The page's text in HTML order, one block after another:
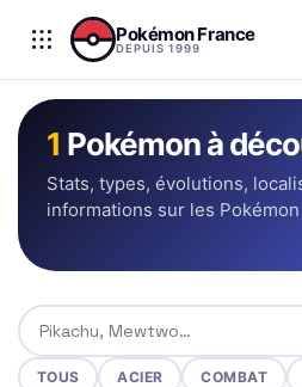
Aller au contenu
Pokémon France
DEPUIS 1999
1 Pokémon à
Stats, types, évolutions,
informations sur les
Rechercher un Pokémon
TOUS ACIER COMBAT